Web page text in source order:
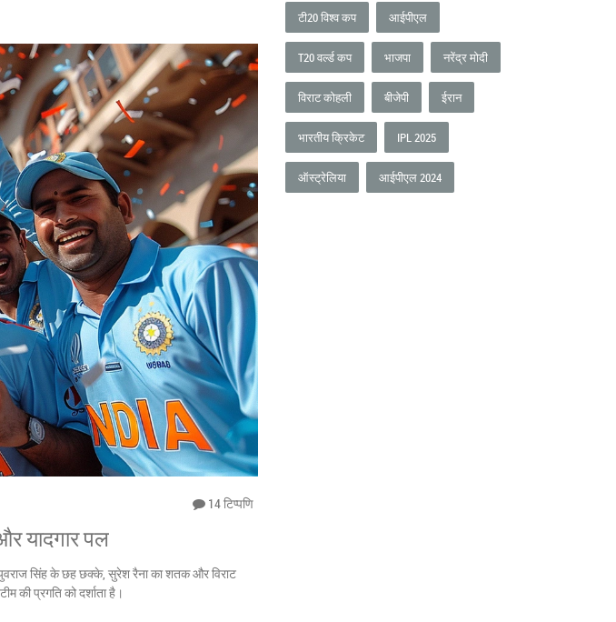
14 टिप्पणि
यादगार पल
सिंह के छह छक्के, सुरेश रैना का शतक और विराट
की प्रगति को दर्शाता है।
टी20 विश्व कप आईपीएल
T20 वर्ल्ड कप भाजपा नरेंद्र मोदी
विराट कोहली बीजेपी ईरान
भारतीय क्रिकेट IPL 2025
ऑस्ट्रेलिया आईपीएल 2024